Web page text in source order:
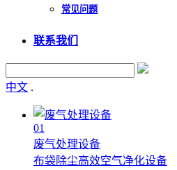
常见问题
联系我们
中文 .
01
废气处理设备
布袋除尘高效空气净化设备